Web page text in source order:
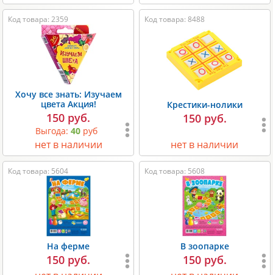
Код товара: 2359
Хочу все знать: Изучаем
цвета Акция!
150 руб.
Выгода:40 руб
нет в наличии
Код товара: 8488
Крестики-нолики
150 руб.
нет в наличии
Код товара: 5604
На ферме
150 руб.
Код товара: 5608
В зоопарке
150 руб.